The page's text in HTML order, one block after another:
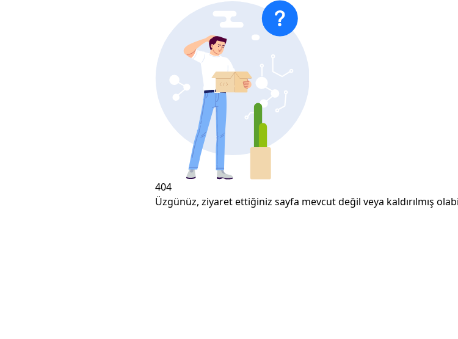
404
Üzgünüz, ziyaret ettiğiniz sayfa mevcut değil veya kaldırılmış